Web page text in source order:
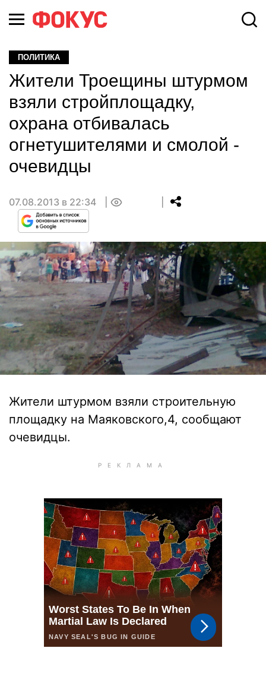
ПОЛИТИКА
Жители Троещины штурмом
взяли стройплощадку,
охрана отбивалась
огнетушителями и смолой -
очевидцы
07.08.2013 в 22:34
Жители штурмом взяли строительную
площадку на Маяковского,4, сообщают
очевидцы.